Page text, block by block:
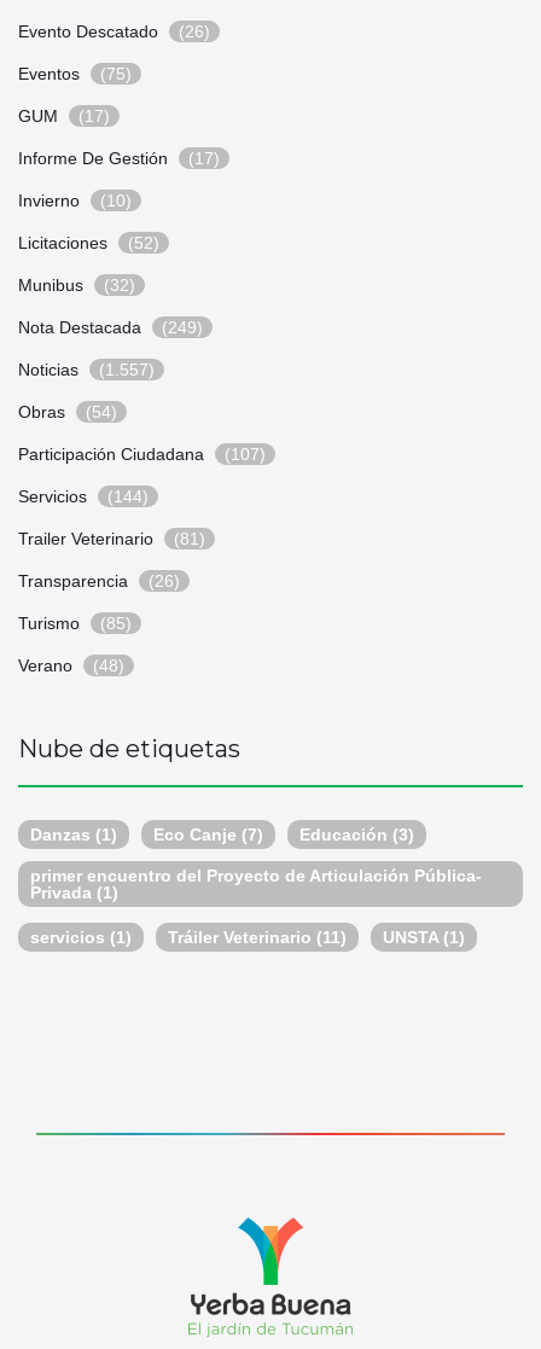
Evento Descatado (26)
Eventos (75)
GUM (17)
Informe De Gestión (17)
Invierno (10)
Licitaciones (52)
Munibus (32)
Nota Destacada (249)
Noticias (1.557)
Obras (54)
Participación Ciudadana (107)
Servicios (144)
Trailer Veterinario (81)
Transparencia (26)
Turismo (85)
Verano (48)
Nube de etiquetas
Danzas (1) Eco Canje (7) Educación (3)
primer encuentro del Proyecto de Articulación Pública-
Privada (1)
servicios (1) Tráiler Veterinario (11) UNSTA (1)